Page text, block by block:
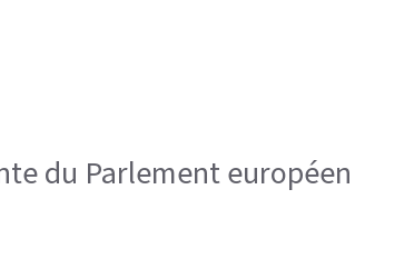
du Parlement européen